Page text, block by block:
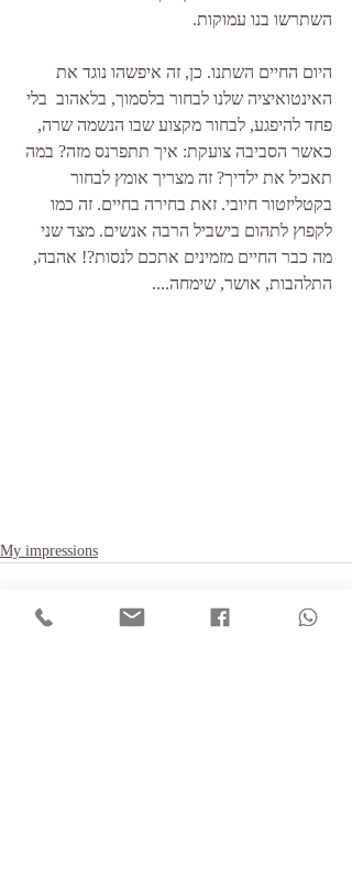
השתרשו בנו עמוקות.
היום החיים השתנו. כן, זה איפשהו נוגד את
האינטואיציה שלנו לבחור בלסמוך, בלאהוב  בלי
פחד להיפגע, לבחור מקצוע שבו הנשמה שרה,
כאשר הסביבה צועקת: איך תתפרנס מזה? במה
תאכיל את ילדיך? זה מצריך אומץ לבחור
בקטליזטור חיובי. זאת בחירה בחיים. זה כמו
לקפוץ לתהום בישביל הרבה אנשים. מצד שני
מה כבר החיים מזמינים אתכם לנסות?! אהבה,
התלהבות, אושר, שימחה....
My impressions